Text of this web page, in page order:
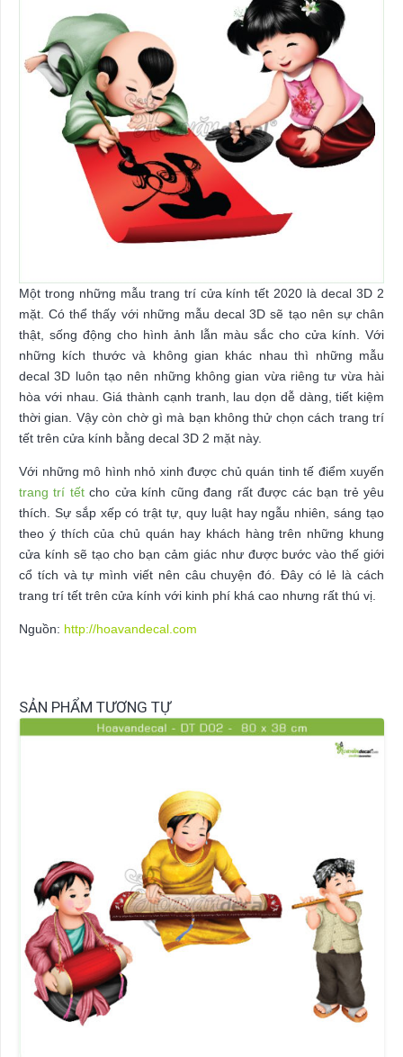
Một trong những mẫu trang trí cửa kính tết 2020 là decal 3D 2
mặt. Có thể thấy với những mẫu decal 3D sẽ tạo nên sự chân
thật, sống động cho hình ảnh lẫn màu sắc cho cửa kính. Với
những kích thước và không gian khác nhau thì những mẫu
decal 3D luôn tạo nên những không gian vừa riêng tư vừa hài
hòa với nhau. Giá thành cạnh tranh, lau dọn dễ dàng, tiết kiệm
thời gian. Vậy còn chờ gì mà bạn không thử chọn cách trang trí
tết trên cửa kính bằng decal 3D 2 mặt này.
Với những mô hình nhỏ xinh được chủ quán tinh tế điểm xuyến
trang trí tếtcho cửa kính cũng đang rất được các bạn trẻ yêu
thích. Sự sắp xếp có trật tự, quy luật hay ngẫu nhiên, sáng tạo
theo ý thích của chủ quán hay khách hàng trên những khung
cửa kính sẽ tạo cho bạn cảm giác như được bước vào thế giới
cổ tích và tự mình viết nên câu chuyện đó. Đây có lẻ là cách
trang trí tết trên cửa kính với kinh phí khá cao nhưng rất thú vị.
Nguồn: http://hoavandecal.com
SẢN PHẨM TƯƠNG TỰ